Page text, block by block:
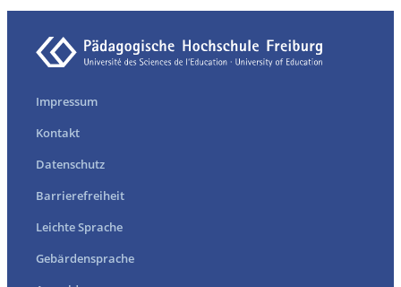
Impressum
Kontakt
Datenschutz
Barrierefreiheit
Leichte Sprache
Gebärdensprache